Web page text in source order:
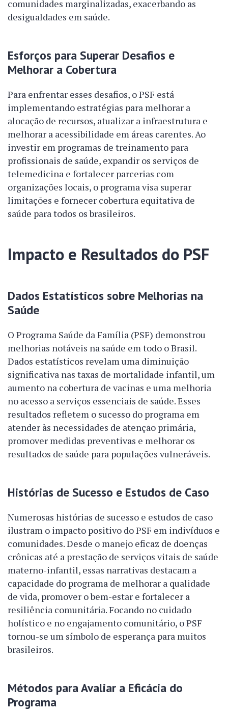
comunidades marginalizadas, exacerbando as
desigualdades em saúde.
Esforços para Superar Desafios e
Melhorar a Cobertura
Para enfrentar esses desafios, o PSF está
implementando estratégias para melhorar a
alocação de recursos, atualizar a infraestrutura e
melhorar a acessibilidade em áreas carentes. Ao
investir em programas de treinamento para
profissionais de saúde, expandir os serviços de
telemedicina e fortalecer parcerias com
organizações locais, o programa visa superar
limitações e fornecer cobertura equitativa de
saúde para todos os brasileiros.
Impacto e Resultados do PSF
Dados Estatísticos sobre Melhorias na
Saúde
O Programa Saúde da Família (PSF) demonstrou
melhorias notáveis na saúde em todo o Brasil.
Dados estatísticos revelam uma diminuição
significativa nas taxas de mortalidade infantil, um
aumento na cobertura de vacinas e uma melhoria
no acesso a serviços essenciais de saúde. Esses
resultados refletem o sucesso do programa em
atender às necessidades de atenção primária,
promover medidas preventivas e melhorar os
resultados de saúde para populações vulneráveis.
Histórias de Sucesso e Estudos de Caso
Numerosas histórias de sucesso e estudos de caso
ilustram o impacto positivo do PSF em indivíduos e
comunidades. Desde o manejo eficaz de doenças
crônicas até a prestação de serviços vitais de saúde
materno-infantil, essas narrativas destacam a
capacidade do programa de melhorar a qualidade
de vida, promover o bem-estar e fortalecer a
resiliência comunitária. Focando no cuidado
holístico e no engajamento comunitário, o PSF
tornou-se um símbolo de esperança para muitos
brasileiros.
Métodos para Avaliar a Eficácia do
Programa